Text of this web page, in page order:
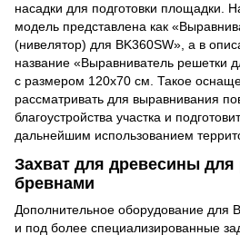
насадки для подготовки площадки.
модель представлена как
(нивелятор) для BK360SW», а в
название «Выравниватель решетки
с размером 120x70 см. Такое
рассматривать для выравнивания
благоустройства участка и
дальнейшим использованием
Захват для древесины для
бревнами
Дополнительное оборудование для
и под более специализированные